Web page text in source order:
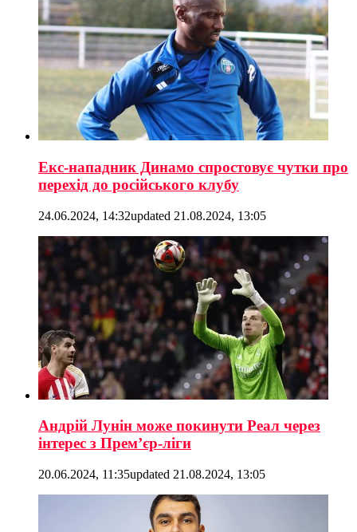
Екс-нападник Динамо спростовує чутки про
перехід до російського клубу
24.06.2024, 14:32updated 21.08.2024, 13:05
Андрій Лунін може покинути Реал через
інтерес з Прем’єр-ліги
20.06.2024, 11:35updated 21.08.2024, 13:05